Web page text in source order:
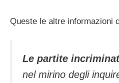
Queste le altre informazioni
Le partite
nel mirino degli